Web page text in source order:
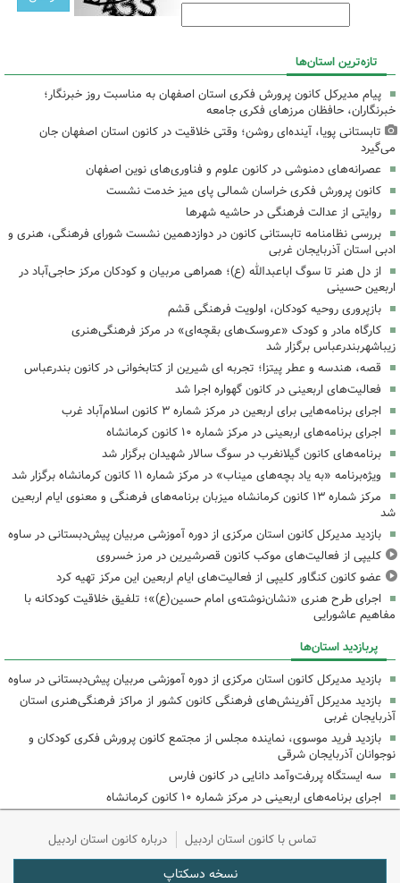
تازه‌ترین استان‌ها
پیام مدیرکل کانون پرورش فکری استان اصفهان به مناسبت روز خبرنگار؛
خبرنگاران، حافظان مرزهای فکری جامعه
تابستانی پویا، آینده‌ای روشن؛ وقتی خلاقیت در کانون استان اصفهان جان
می‌گیرد
عصرانه‌های دمنوشی در کانون علوم و فناوری‌های نوین اصفهان
کانون پرورش فکری خراسان شمالی پای میز خدمت نشست
روایتی از عدالت فرهنگی در حاشیه شهرها
بررسی نظامنامه تابستانی کانون در دوازدهمین نشست شورای فرهنگی، هنری و
ادبی استان آذربایجان غربی
از دل هنر تا سوگ اباعبدالله (ع)؛ همراهی مربیان و کودکان مرکز حاجی‌آباد در
اربعین حسینی
بازپروری روحیه کودکان، اولویت فرهنگی قشم
کارگاه مادر و کودک «عروسک‌های بقچه‌ای» در مرکز فرهنگی‌هنری
زیباشهربندرعباس برگزار شد
قصه، هندسه و عطر پیتزا؛ تجربه ای شیرین از کتابخوانی در کانون بندرعباس
فعالیت‌های اربعینی در کانون گهواره اجرا شد
اجرای برنامه‌هایی برای اربعین در مرکز شماره ۳ کانون اسلام‌آباد غرب
اجرای برنامه‌های اربعینی در مرکز شماره ۱۰ کانون کرمانشاه
برنامه‌های کانون گیلانغرب در سوگ سالار شهیدان برگزار شد
ویژه‌برنامه «به یاد بچه‌های میناب» در مرکز شماره ۱۱ کانون کرمانشاه برگزار شد
مرکز شماره ۱۳ کانون کرمانشاه میزبان برنامه‌های فرهنگی و معنوی ایام اربعین
شد
بازدید مدیرکل کانون استان مرکزی از دوره آموزشی مربیان پیش‌دبستانی در ساوه
کلیپی از فعالیت‌های موکب کانون قصرشیرین در مرز خسروی
عضو کانون کنگاور کلیپی از فعالیت‌های ایام اربعین این مرکز تهیه کرد
اجرای طرح هنری «نشان‌نوشته‌ی امام حسین(ع)»؛ تلفیق خلاقیت کودکانه با
مفاهیم عاشورایی
پربازدید استان‌ها
بازدید مدیرکل کانون استان مرکزی از دوره آموزشی مربیان پیش‌دبستانی در ساوه
بازدید مدیرکل آفرینش‌های فرهنگی کانون کشور از مراکز فرهنگی‌هنری استان
آذربایجان غربی
بازدید فرید موسوی، نماینده مجلس از مجتمع کانون پرورش فکری کودکان و
نوجوانان آذربایجان شرقی
سه ایستگاه پررفت‌وآمد دانایی در کانون فارس
اجرای برنامه‌های اربعینی در مرکز شماره ۱۰ کانون کرمانشاه
تماس با کانون استان اردبیل درباره کانون استان اردبیل
نسخه دسکتاپ